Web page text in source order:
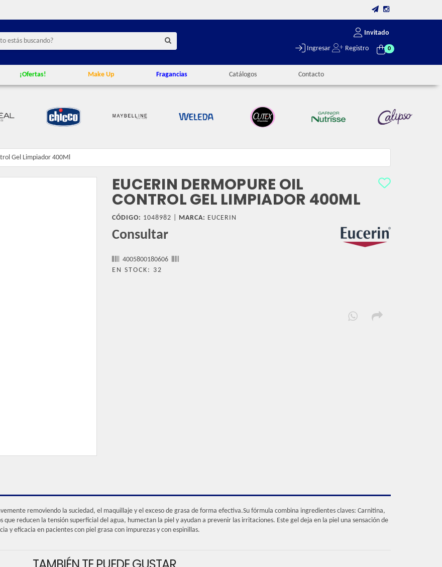
Invitado
Ingresar Registro 0
¡Ofertas! Make Up Fragancias Catálogos Contacto
Gel Limpiador 400Ml
EUCERIN DERMOPURE OIL
CONTROL GEL LIMPIADOR 400ML
CÓDIGO: 1048982 | MARCA: EUCERIN
Consultar
4005800180606
EN STOCK: 32
removiendo la suciedad, el maquillaje y el exceso de grasa de forma efectiva.Su fórmula combina ingredientes claves: Carnitina,
reducen la tensión superficial del agua, humectan la piel y ayudan a prevenir las irritaciones. Este gel deja en la piel una sensación de
y eficacia en pacientes con piel grasa con impurezas y con espinillas.